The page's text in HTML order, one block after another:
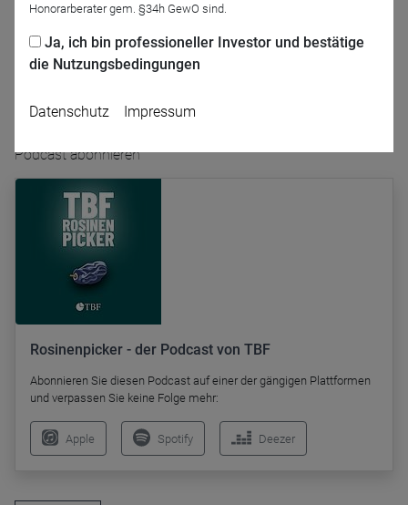
Podcast abonnieren
Rosinenpicker - der Podcast von TBF
Abonnieren Sie diesen Podcast auf einer der gängigen Plattformen
und verpassen Sie keine Folge mehr:
Apple Spotify Deezer
Honorarberater gem. §34h GewO sind.
Ja, ich bin professioneller Investor und bestätige
die Nutzungsbedingungen
Datenschutz Impressum
CPref
D&C